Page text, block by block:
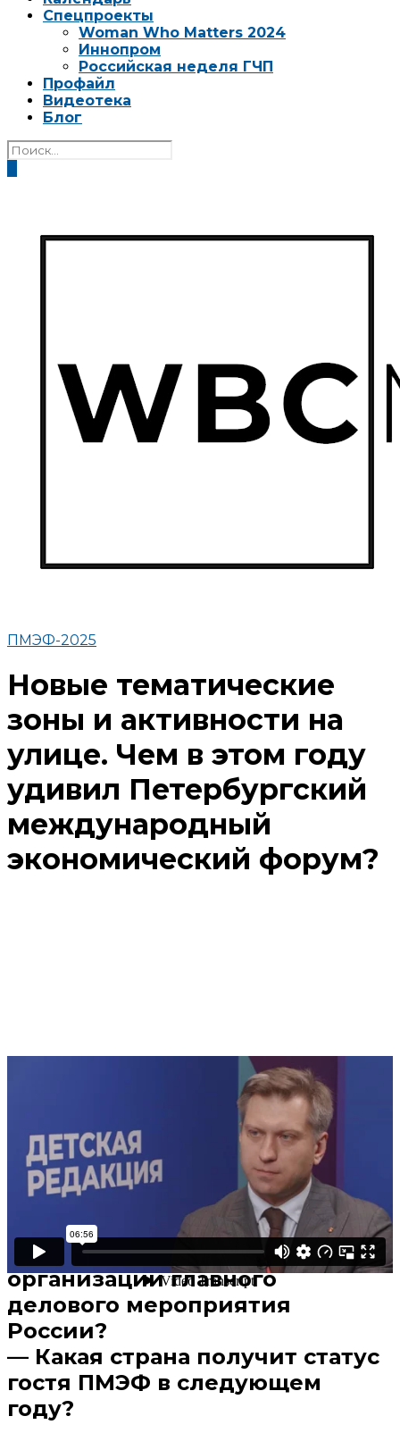
Спецпроекты
Woman Who Matters 2024
Иннопром
Российская неделя ГЧП
Профайл
Видеотека
Блог
ПМЭФ-2025
Новые тематические
зоны и активности на
улице. Чем в этом году
удивил Петербургский
международный
экономический форум?
Смотреть позже
— Как удается управлять
огромной площадкой
ПМЭФ-2025?
— Сколько человек участвует в
организации главного
делового мероприятия
России?
— Какая страна получит статус
гостя ПМЭФ в следующем
году?